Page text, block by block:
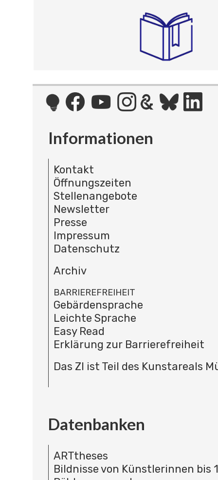
Informationen
Kontakt
Öffnungszeiten
Stellenangebote
Newsletter
Presse
Impressum
Datenschutz
Archiv
BARRIEREFREIHEIT
Gebärdensprache
Leichte Sprache
Easy Read
Erklärung zur Barrierefreiheit
Das ZI ist Teil des Kunstareals
Datenbanken
ARTtheses
Bildnisse von Künstlerinnen bis